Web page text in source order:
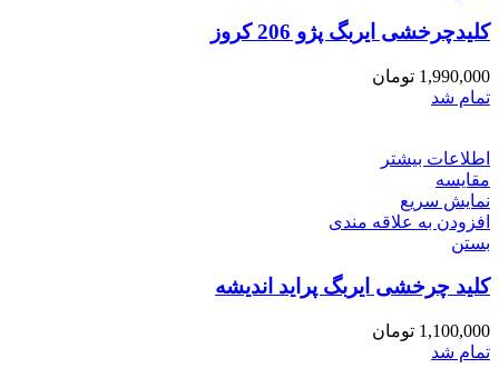
کلیدچرخشی ایربگ پژو 206 کروز
1,990,000 تومان
تمام شد
اطلاعات بیشتر
مقایسه
نمایش سریع
افزودن به علاقه مندی
بستن
کلید چرخشی ایربگ پراید اندیشه
1,100,000 تومان
تمام شد